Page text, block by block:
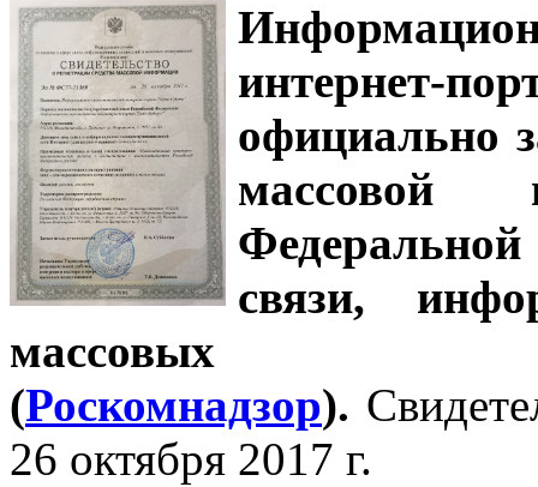
интернет-
официально
связи,
массовых
(Роскомнадзор).
26 октября 2017 г.